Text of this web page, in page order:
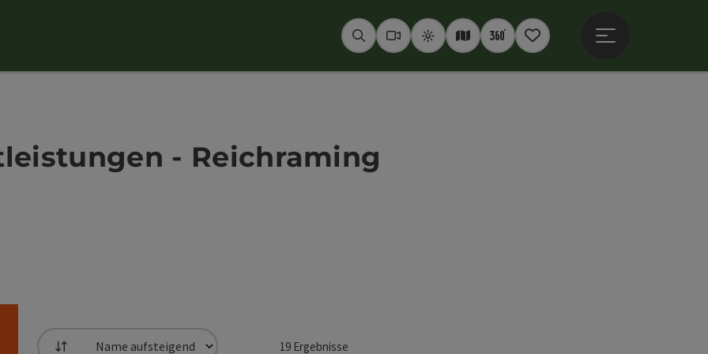
SuchenWebcams
WetterInteraktive Karte
360° Panoramen
Merkzettel
- Reichraming
19Ergebnisse